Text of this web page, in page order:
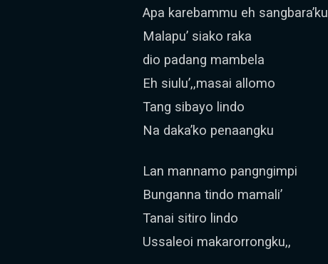
Apa karebammu eh sangbara’ku
Malapu’ siako raka
dio padang mambela
Eh siulu’,,masai allomo
Tang sibayo lindo
Na daka’ko penaangku
Lan mannamo pangngimpi
Bunganna tindo mamali’
Tanai sitiro lindo
Ussaleoi makarorrongku,,